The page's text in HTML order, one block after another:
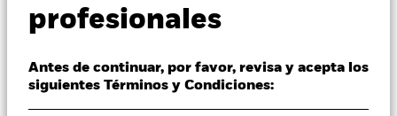
profesionales
Antes de continuar, por favor, revisa y acepta los
siguientes Términos y Condiciones:
Educación
Profesionales
Valor liquidativo a 06 ago 2026
USD 39,29